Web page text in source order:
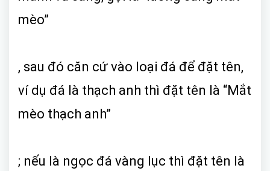
mèo”
, sau đó căn cứ vào loại đá để đặt tên,
ví dụ đá là thạch anh thì đặt tên là “Mắt
mèo thạch anh”
; nếu là ngọc đá vàng lục thì đặt tên là